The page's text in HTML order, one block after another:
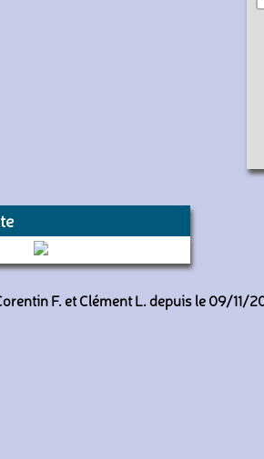
1393 (RATP)
F. et Clément L. depuis le 09/11/